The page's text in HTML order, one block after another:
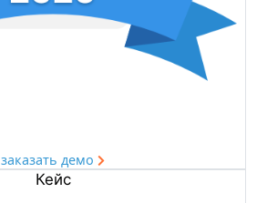
заказать демо